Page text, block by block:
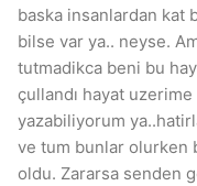
baska insanlardan kat
bilse var ya.. neyse.
tutmadikca beni bu
çullandı hayat
yazabiliyorum
ve tum bunlar olurken
oldu. Zararsa senden